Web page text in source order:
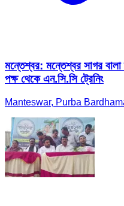
মন্তেশ্বর: মন্তেশ্বর সাগর
পক্ষ থেকে এন.সি.সি ট্রেনিং
Manteswar, Purba